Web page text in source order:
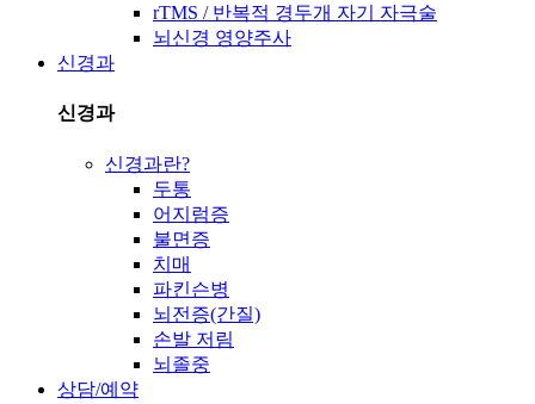
rTMS / 반복적 경두개 자기 자극술
뇌신경 영양주사
신경과
신경과
신경과란?
두통
어지럼증
불면증
치매
파킨슨병
뇌전증(간질)
손발 저림
뇌졸중
상담/예약